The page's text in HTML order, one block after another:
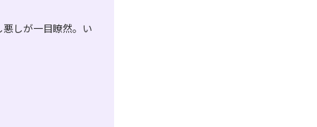
しが一目瞭然。い